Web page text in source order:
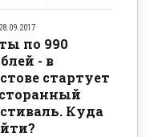
28.09.2017
по 990
- в
стартует
Куда